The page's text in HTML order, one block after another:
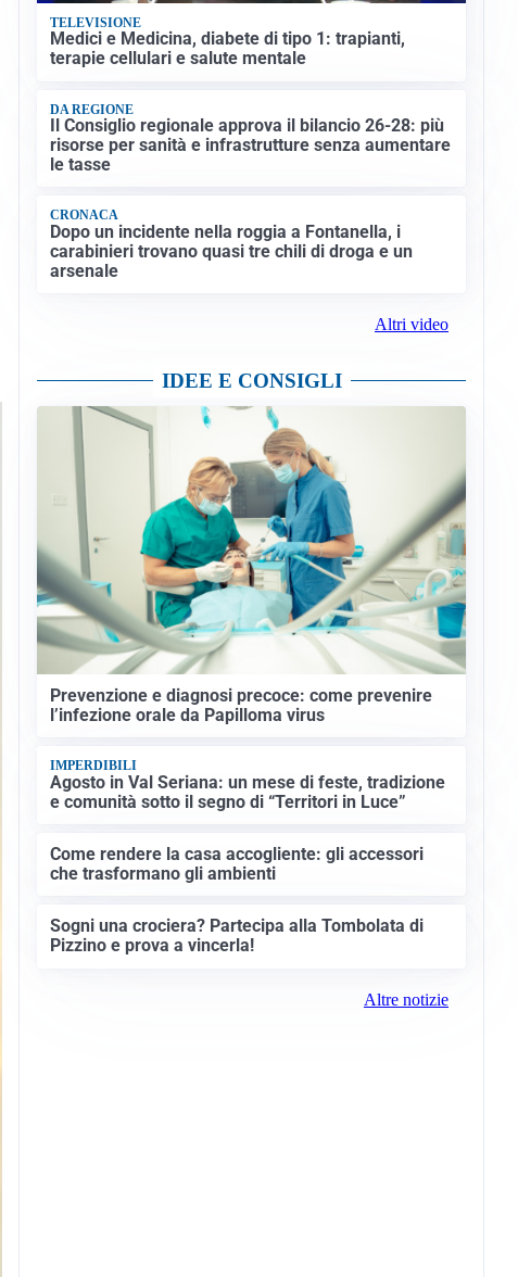
TELEVISIONE
Medici e Medicina, diabete di tipo 1: trapianti,
terapie cellulari e salute mentale
DA REGIONE
Il Consiglio regionale approva il bilancio 26-28: più
risorse per sanità e infrastrutture senza aumentare
le tasse
CRONACA
Dopo un incidente nella roggia a Fontanella, i
carabinieri trovano quasi tre chili di droga e un
arsenale
Altri video
IDEE E CONSIGLI
Prevenzione e diagnosi precoce: come prevenire
l’infezione orale da Papilloma virus
IMPERDIBILI
Agosto in Val Seriana: un mese di feste, tradizione
e comunità sotto il segno di “Territori in Luce”
Come rendere la casa accogliente: gli accessori
che trasformano gli ambienti
Sogni una crociera? Partecipa alla Tombolata di
Pizzino e prova a vincerla!
Altre notizie